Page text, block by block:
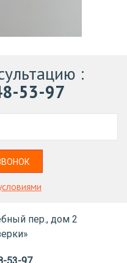
:
53-97
пер., дом 2